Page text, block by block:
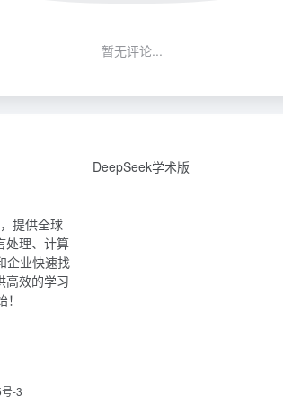
暂无评论...
提供全球
处理、计算
企业快速找
高效的学习
DeepSeek学术版
-3